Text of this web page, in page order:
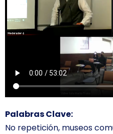
Palabras Clave:
No repetición, museos